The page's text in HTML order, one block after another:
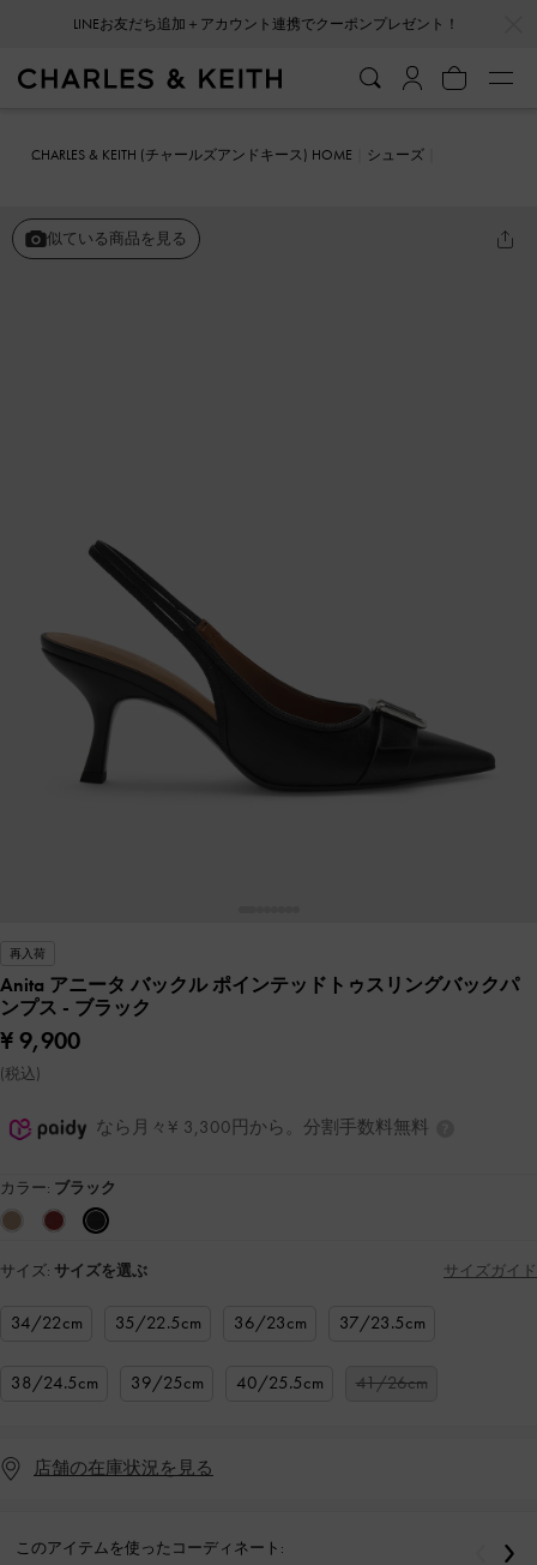
LINEお友だち追加＋アカウント連携でクーポンプレゼント！
CHARLES & KEITH (チャールズアンドキース) HOME
シューズ
似ている商品を見る
再入荷
Anita アニータ バックル ポインテッドトゥスリングバックパ
ンプス - ブラック
¥ 9,900
(税込)
なら月々¥ 3,300円から。分割手数料無料
カラー: ブラック
サイズ: サイズを選ぶ サイズガイド
34/22cm 35/22.5cm 36/23cm 37/23.5cm
38/24.5cm 39/25cm 40/25.5cm 41/26cm
店舗の在庫状況を見る
このアイテムを使ったコーディネート: 戻る